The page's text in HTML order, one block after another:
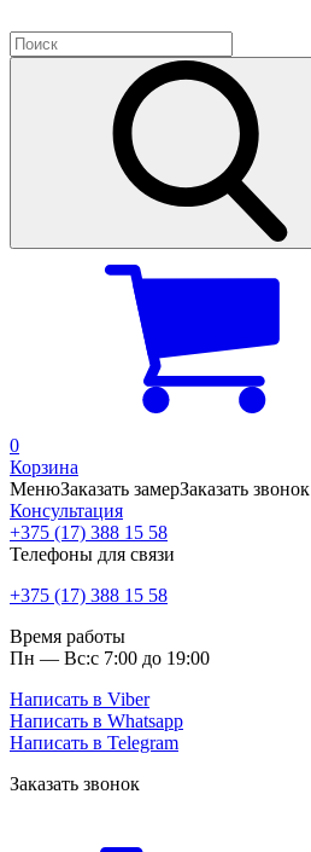
0
Корзина
МенюЗаказать замерЗаказать звонок
Консультация
+375 (17) 388 15 58
Телефоны для связи
+375 (17) 388 15 58
Время работы
Пн — Вс:с 7:00 до 19:00
Написать в Viber
Написать в Whatsapp
Написать в Telegram
Заказать звонок